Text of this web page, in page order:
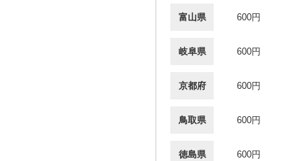
富山県 600円
岐阜県 600円
京都府 600円
鳥取県 600円
徳島県 600円